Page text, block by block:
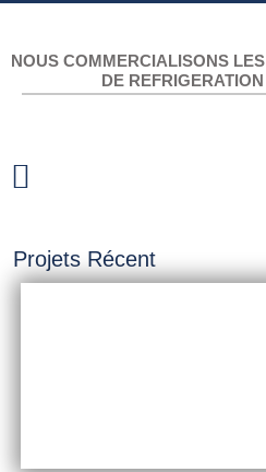
NOUS COMMERCIALISONS
DE
Projets Récent